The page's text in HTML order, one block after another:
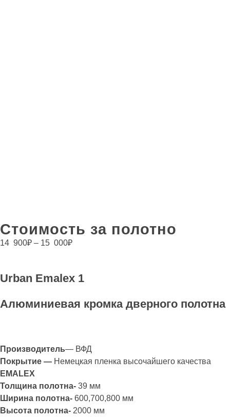
Стоимость за полотно
14 900₽ – 15 000₽
Urban Emalex 1
Алюминиевая кромка дверного полотна
Производитель— ВФД
Покрытие — Немецкая пленка высочайшего качества
EMALEX
Толщина полотна- 39 мм
Ширина полотна- 600,700,800 мм
Высота полотна- 2000 мм